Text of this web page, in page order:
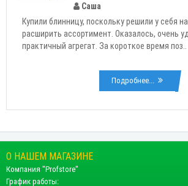
Саша
Купили блинницу, поскольку решили у себя
расширить ассортимент. Оказалось, очень
практичный агрегат. За короткое время поз..
Подробнее...
О НАШЕМ МАГАЗИНЕ
Компания "Profstore"
График работы: